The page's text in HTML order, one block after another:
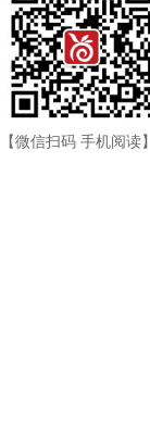
【微信扫码 手机阅读】